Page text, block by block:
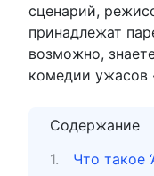
сценарий,
принадлежат
возможно,
комедии ужасов
Содержание
Что такое